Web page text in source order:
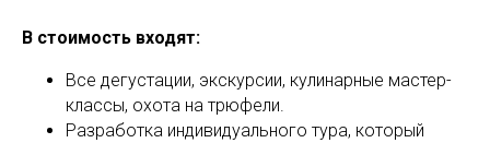
В стоимость входят:
Все дегустации, экскурсии, кулинарные мастер-
классы, охота на трюфели.
Разработка индивидуального тура, который